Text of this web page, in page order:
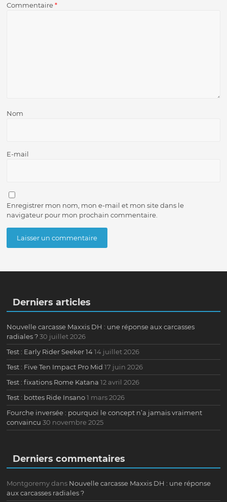
Commentaire*
Nom
E-mail
Enregistrer mon nom, mon e-mail et mon site dans le
navigateur pour mon prochain commentaire.
Derniers articles
Nouvelle carcasse Maxxis DH : une réponse aux carcasses
radiales ? 30 juillet 2026
Test : Early Rider Seeker 14 14 juillet 2026
Test : Five Ten Impact Pro Mid 17 juin 2026
Test : fixations Rome Katana 12 avril 2026
Test : bottes Ride Insano 1 mars 2026
Fourche inversée : pourquoi le concept n’a jamais vraiment
convaincu 30 novembre 2025
Derniers commentaires
Montgoremydans Nouvelle carcasse Maxxis DH : une réponse
aux carcasses radiales ?